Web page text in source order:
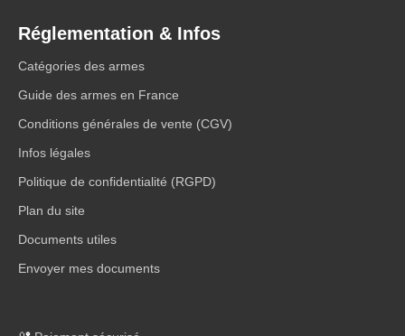
Réglementation & Infos
Catégories des armes
Guide des armes en France
Conditions générales de vente (CGV)
Infos légales
Politique de confidentialité (RGPD)
Plan du site
Documents utiles
Envoyer mes documents